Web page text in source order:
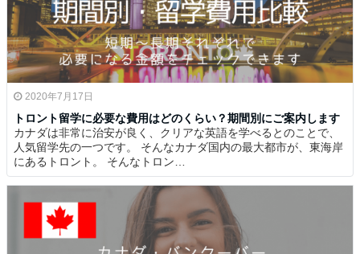
2020年7月17日
トロント留学に必要な費用はどのくらい？期間別にご案内します
カナダは非常に治安が良く、クリアな英語を学べるとのことで、
人気留学先の一つです。 そんなカナダ国内の最大都市が、東海岸
にあるトロント。 そんなトロン…